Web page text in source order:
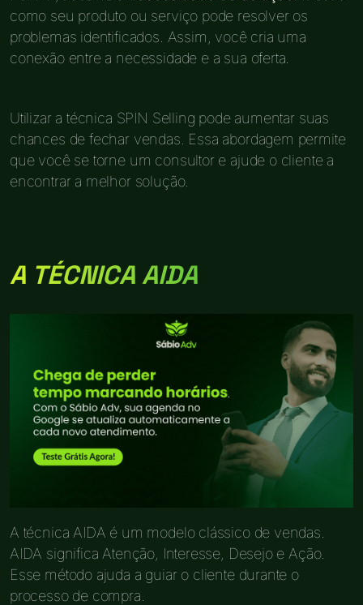
como seu produto ou serviço pode resolver os
problemas identificados. Assim, você cria uma
conexão entre a necessidade e a sua oferta.
Utilizar a técnica SPIN Selling pode aumentar suas
chances de fechar vendas. Essa abordagem permite
que você se torne um consultor e ajude o cliente a
encontrar a melhor solução.
A TÉCNICA AIDA
A técnica AIDA é um modelo clássico de vendas.
AIDA significa Atenção, Interesse, Desejo e Ação.
Esse método ajuda a guiar o cliente durante o
processo de compra.